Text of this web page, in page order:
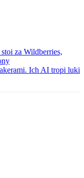
za Wildberries,
Ich AI tropi luki